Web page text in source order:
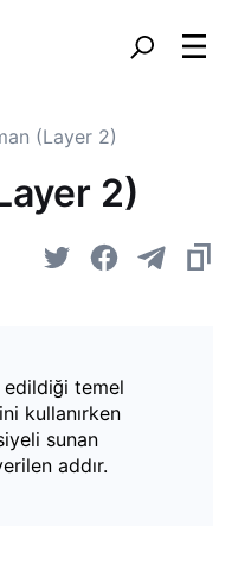
(Layer 2)
2)
temel
kullanırken
sunan
addır.